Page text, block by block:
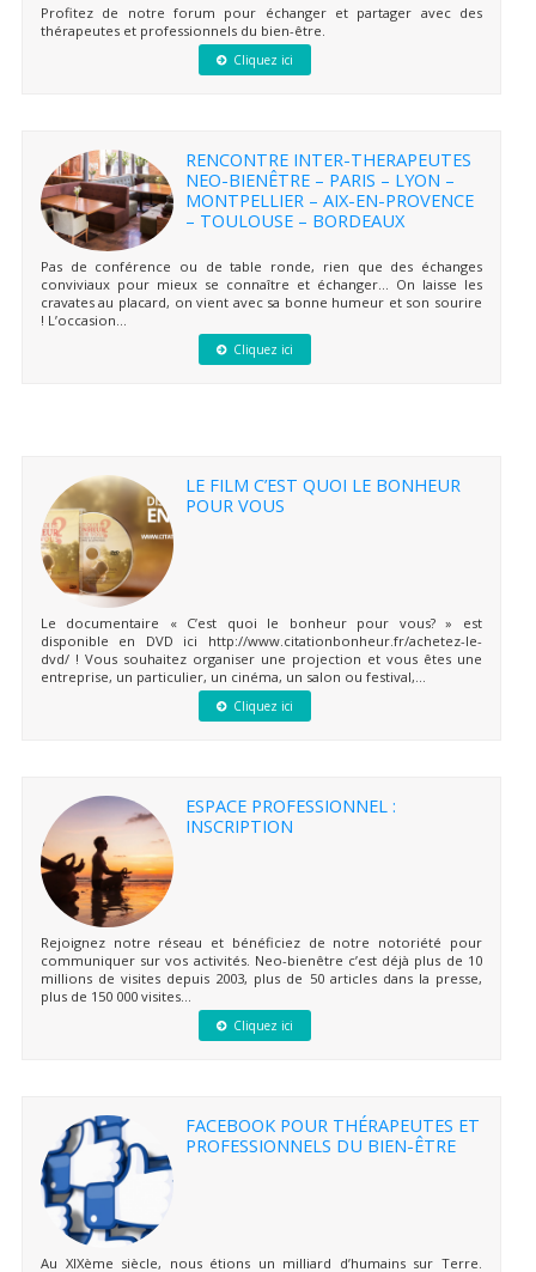
Profitez de notre forum pour échanger et partager avec des
thérapeutes et professionnels du bien-être.
Cliquez ici
RENCONTRE INTER-THERAPEUTES
NEO-BIENÊTRE – PARIS – LYON –
MONTPELLIER – AIX-EN-PROVENCE
– TOULOUSE – BORDEAUX
Pas de conférence ou de table ronde, rien que des échanges
conviviaux pour mieux se connaître et échanger… On laisse les
cravates au placard, on vient avec sa bonne humeur et son sourire
! L’occasion...
Cliquez ici
LE FILM C’EST QUOI LE BONHEUR
POUR VOUS
Le documentaire « C’est quoi le bonheur pour vous? » est
disponible en DVD ici http://www.citationbonheur.fr/achetez-le-
dvd/ ! Vous souhaitez organiser une projection et vous êtes une
entreprise, un particulier, un cinéma, un salon ou festival,...
Cliquez ici
ESPACE PROFESSIONNEL :
INSCRIPTION
Rejoignez notre réseau et bénéficiez de notre notoriété pour
communiquer sur vos activités. Neo-bienêtre c’est déjà plus de 10
millions de visites depuis 2003, plus de 50 articles dans la presse,
plus de 150 000 visites...
Cliquez ici
FACEBOOK POUR THÉRAPEUTES ET
PROFESSIONNELS DU BIEN-ÊTRE
Au XIXème siècle, nous étions un milliard d’humains sur Terre.